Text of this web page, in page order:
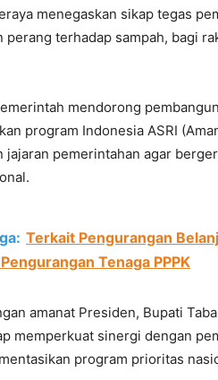
menegaskan sikap tegas
perang terhadap sampah, bagi
mendorong
program Indonesia ASRI
jajaran pemerintahan agar
Terkait Pengurangan
Tenaga PPPK
amanat Presiden, Bupati
memperkuat sinergi dengan
program prioritas